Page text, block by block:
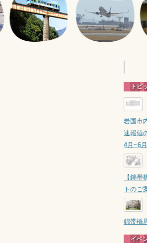
岩国映像ギャラリー
文
トピ
岩国市
速報値
4月~6月
【錦
トのご
錦帯橋
イベ